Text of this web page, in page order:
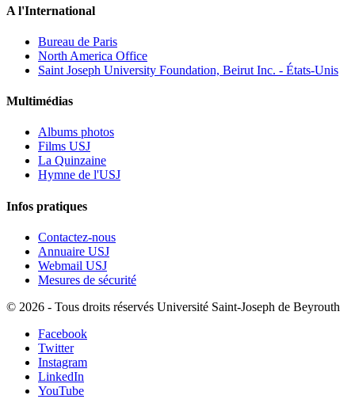
A l'International
Bureau de Paris
North America Office
Saint Joseph University Foundation, Beirut Inc. - États-Unis
Multimédias
Albums photos
Films USJ
La Quinzaine
Hymne de l'USJ
Infos pratiques
Contactez-nous
Annuaire USJ
Webmail USJ
Mesures de sécurité
© 2026 - Tous droits réservés Université Saint-Joseph de Beyrouth
Facebook
Twitter
Instagram
LinkedIn
YouTube